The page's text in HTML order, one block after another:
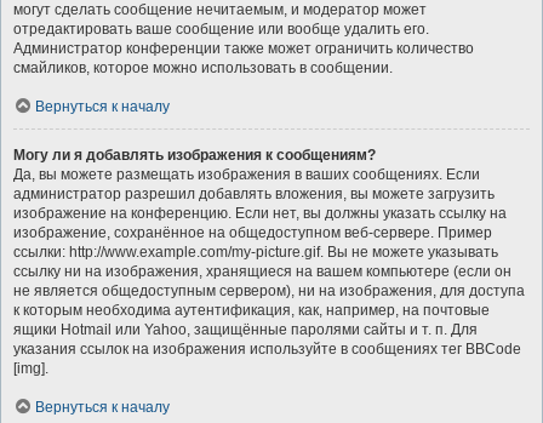
могут сделать сообщение нечитаемым, и модератор может
отредактировать ваше сообщение или вообще удалить его.
Администратор конференции также может ограничить количество
смайликов, которое можно использовать в сообщении.
Вернуться к началу
Могу ли я добавлять изображения к сообщениям?
Да, вы можете размещать изображения в ваших сообщениях. Если
администратор разрешил добавлять вложения, вы можете загрузить
изображение на конференцию. Если нет, вы должны указать ссылку на
изображение, сохранённое на общедоступном веб-сервере. Пример
ссылки: http://www.example.com/my-picture.gif. Вы не можете указывать
ссылку ни на изображения, хранящиеся на вашем компьютере (если он
не является общедоступным сервером), ни на изображения, для доступа
к которым необходима аутентификация, как, например, на почтовые
ящики Hotmail или Yahoo, защищённые паролями сайты и т. п. Для
указания ссылок на изображения используйте в сообщениях тег BBCode
[img].
Вернуться к началу